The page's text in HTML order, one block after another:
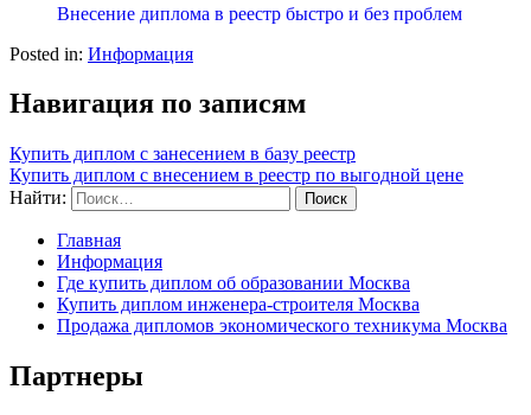
Внесение диплома в реестр быстро и без проблем
Posted in: Информация
Навигация по записям
Купить диплом с занесением в базу реестр
Купить диплом с внесением в реестр по выгодной цене
Найти:
Главная
Информация
Где купить диплом об образовании Москва
Купить диплом инженера-строителя Москва
Продажа дипломов экономического техникума Москва
Партнеры